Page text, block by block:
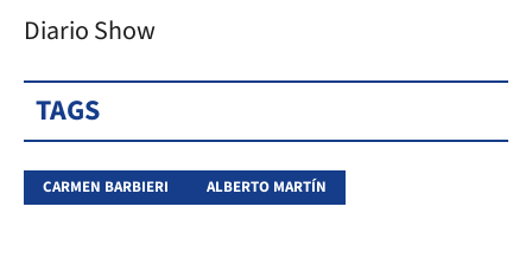
Diario Show
TAGS
CARMEN BARBIERI ALBERTO MARTÍN